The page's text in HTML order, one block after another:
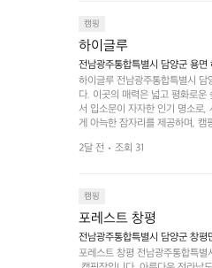
캠핑
하이글루
전남광주통합특별시 담양군 용면
하이글루 전남광주통합특별시
다. 이곳의 매력은 넓고 평화로운
서 입소문이 자자한 인기 명소로,
게 아늑한 잠자리를 제공하며, 캠
있는 완벽한 조화가 이루어집
은 시간을 보낼 수 있다는 것입니
나누는 이야기들은 여러분의
2달 전 조회 31
캠핑
포레스트 창평
전남광주통합특별시 담양군 창평
포레스트 창평 전남광주통합특